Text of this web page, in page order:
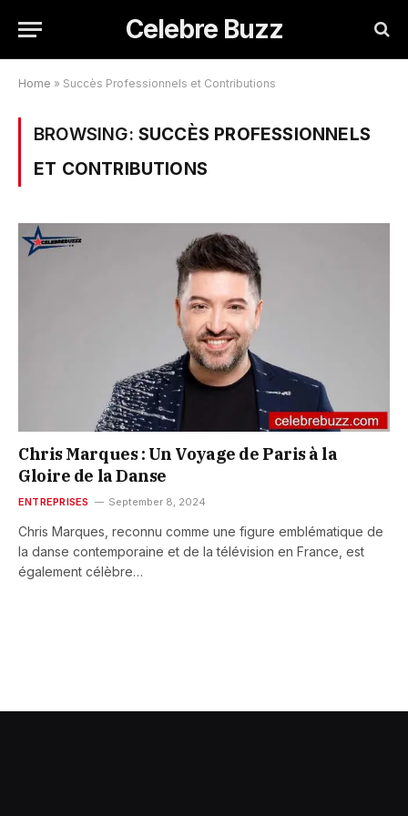
Celebre Buzz
Home » Succès Professionnels et Contributions
BROWSING: SUCCÈS PROFESSIONNELS
ET CONTRIBUTIONS
Chris Marques : Un Voyage de Paris à la
Gloire de la Danse
ENTREPRISES September 8, 2024
Chris Marques, reconnu comme une figure emblématique de
la danse contemporaine et de la télévision en France, est
également célèbre…